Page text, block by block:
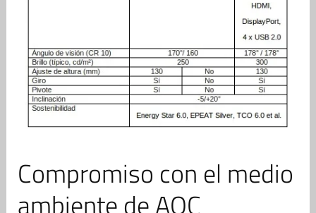
Compromiso con el medio
ambiente de AOC